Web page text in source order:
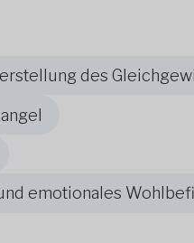
des
emotionales